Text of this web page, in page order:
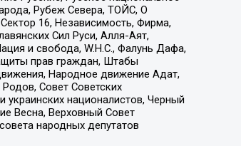
Рубеж Севера, ТОЙС, О
16, Независимость, Фирма,
Сил Руси, Алля-Аят,
и свобода, W.H.С., Фалунь Дафа,
прав граждан, Штабы
Народное движение Адат,
Совет Советских
националистов, Черный
Весна, Верховный Совет
народных депутатов